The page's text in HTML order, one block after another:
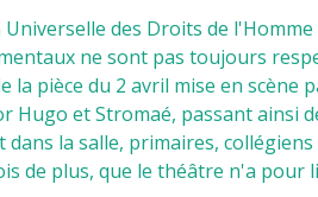
des Droits de
ne sont pas toujours
la pièce du 2 avril mise en scène
Hugo et Stromaé, passant ainsi
la salle, primaires,
de plus, que le théâtre n'a pour